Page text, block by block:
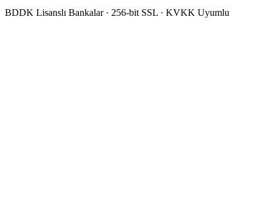
BDDK Lisanslı Bankalar · 256-bit SSL · KVKK Uyumlu